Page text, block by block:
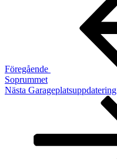
Föregående
Soprummet
Nästa
Nästa Garageplatsuppdatering